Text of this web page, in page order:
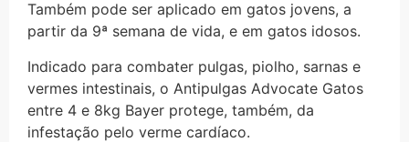
Também pode ser aplicado em gatos jovens, a
partir da 9ª semana de vida, e em gatos idosos.
Indicado para combater pulgas, piolho, sarnas e
vermes intestinais, o Antipulgas Advocate Gatos
entre 4 e 8kg Bayer protege, também, da
infestação pelo verme cardíaco.